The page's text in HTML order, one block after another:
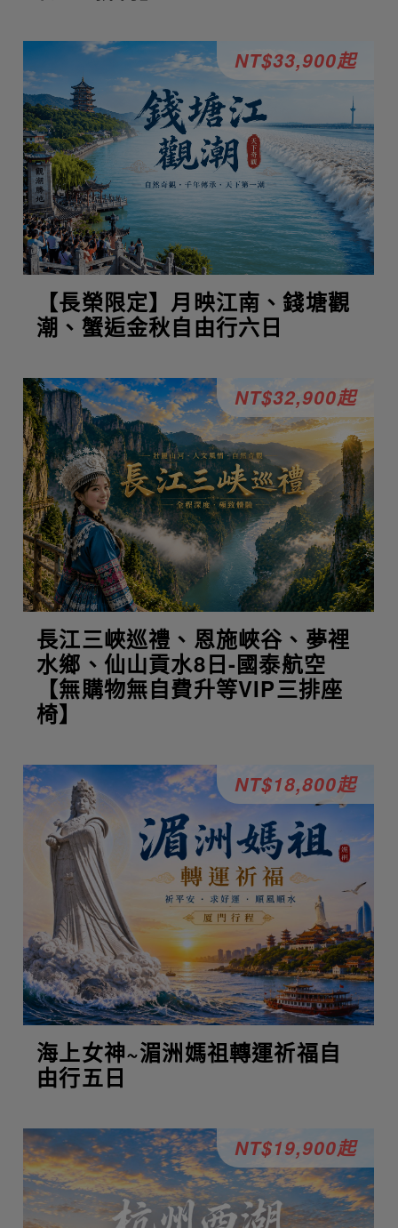
【長榮限定】月映江南、錢塘觀
潮、蟹逅金秋自由行六日
NT$33,900起
長江三峽巡禮、恩施峽谷、夢裡
水鄉、仙山貢水8日-國泰航空
【無購物無自費升等VIP三排座
椅】
NT$32,900起
海上女神~湄洲媽祖轉運祈福自
由行五日
NT$18,800起
NT$19,900起